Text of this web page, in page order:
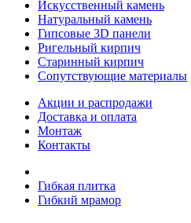
Искусственный камень
Натуральный камень
Гипсовые 3D панели
Ригельный кирпич
Старинный кирпич
Сопутствующие материалы
Акции и распродажи
Доставка и оплата
Монтаж
Контакты
Гибкая плитка
Гибкий мрамор